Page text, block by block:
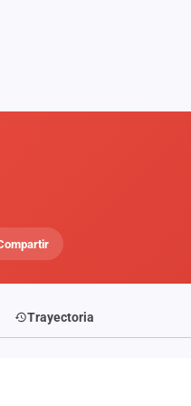
Trayectoria